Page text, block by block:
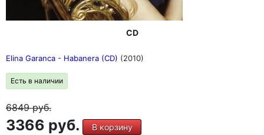
CD
Elina Garanca - Habanera (CD) (2010)
Есть в наличии
6849руб.
3366 руб. В корзину